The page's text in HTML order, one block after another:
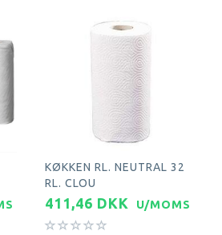
KØKKEN RL. NEUTRAL 32
RL. CLOU
411,46 DKK U/MOMS